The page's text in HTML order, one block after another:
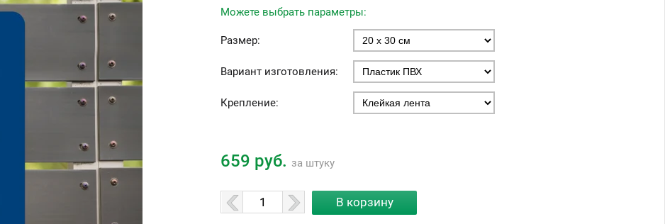
Можете выбрать параметры:
Размер:
Вариант изготовления:
Крепление:
659 руб. за штуку